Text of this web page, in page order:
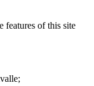
features of this site